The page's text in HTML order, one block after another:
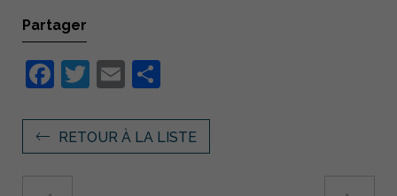
Partager
Facebook
Twitter
Email
RETOUR À LA LISTE